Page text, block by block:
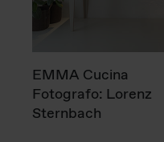
EMMA Cucina
Fotografo: Lorenz
Sternbach